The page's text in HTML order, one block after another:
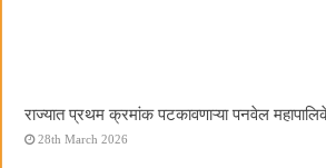
राज्यात प्रथम क्रमांक पटकावणाऱ्या पनवेल
28th March 2026